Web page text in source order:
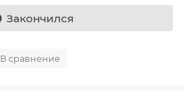
Закончился
В сравнение